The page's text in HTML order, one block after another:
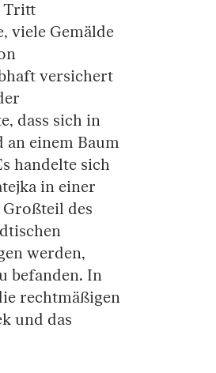
Tritt
viele Gemälde
versichert
dass sich in
einem Baum
handelte sich
in einer
des
werden,
befanden. In
rechtmäßigen
und das